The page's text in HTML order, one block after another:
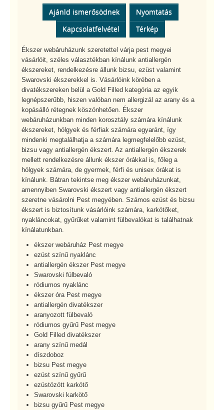
Ajánld ismerősödnek
Nyomtatás
Kapcsolatfelvétel
Térkép
Ékszer webáruházunk szeretettel várja pest megyei
vásárlóit, széles választékban kínálunk antiallergén
ékszereket, rendelkezésre állunk bizsu, ezüst valamint
Swarovski ékszerekkel is. Vásárlóink körében a
divatékszereken belül a Gold Filled kategória az egyik
legnépszerűbb, hiszen valóban nem allergizál az arany és a
kopásálló rétegnek köszönhetően. Ékszer
webáruházunkban minden korosztály számára kínálunk
ékszereket, hölgyek és férfiak számára egyaránt, így
mindenki megtalálhatja a számára legmegfelelőbb ezüst,
bizsu vagy antiallergén ékszert. Az antiallergén ékszerek
mellett rendelkezésre állunk ékszer órákkal is, főleg a
hölgyek számára, de gyermek, férfi és unisex órákat is
kínálunk. Bátran tekintse meg ékszer webáruházunkat,
amennyiben Swarovski ékszert vagy antiallergén ékszert
szeretne vásárolni Pest megyében. Számos ezüst és bizsu
ékszert is biztosítunk vásárlóink számára, karkötőket,
nyakláncokat, gyűrűket valamint fülbevalókat is találhatnak
kínálatunkban.
ékszer webáruház Pest megye
ezüst színű nyaklánc
antiallergén ékszer Pest megye
Swarovski fülbevaló
ródiumos nyaklánc
ékszer óra Pest megye
antiallergén divatékszer
aranyozott fülbevaló
ródiumos gyűrű Pest megye
Gold Filled divatékszer
arany színű medál
díszdoboz
bizsu Pest megye
ezüst színű gyűrű
ezüstözött karkötő
Swarovski karkötő
bizsu gyűrű Pest megye